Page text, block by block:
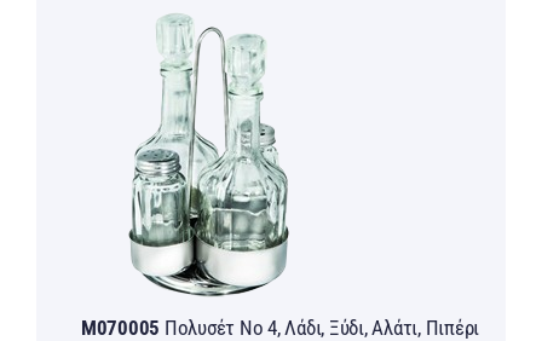
M070005 Πολυσέτ Νο 4, Λάδι, Ξύδι, Αλάτι, Πιπέρι